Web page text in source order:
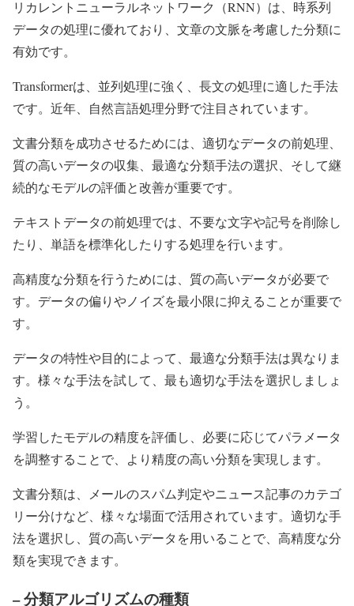
リカレントニューラルネットワーク（RNN）は、時系列
データの処理に優れており、文章の文脈を考慮した分類に
有効です。
Transformerは、並列処理に強く、長文の処理に適した手法
です。近年、自然言語処理分野で注目されています。
文書分類を成功させるためには、適切なデータの前処理、
質の高いデータの収集、最適な分類手法の選択、そして継
続的なモデルの評価と改善が重要です。
テキストデータの前処理では、不要な文字や記号を削除し
たり、単語を標準化したりする処理を行います。
高精度な分類を行うためには、質の高いデータが必要で
す。データの偏りやノイズを最小限に抑えることが重要で
す。
データの特性や目的によって、最適な分類手法は異なりま
す。様々な手法を試して、最も適切な手法を選択しましょ
う。
学習したモデルの精度を評価し、必要に応じてパラメータ
を調整することで、より精度の高い分類を実現します。
文書分類は、メールのスパム判定やニュース記事のカテゴ
リー分けなど、様々な場面で活用されています。適切な手
法を選択し、質の高いデータを用いることで、高精度な分
類を実現できます。
– 分類アルゴリズムの種類